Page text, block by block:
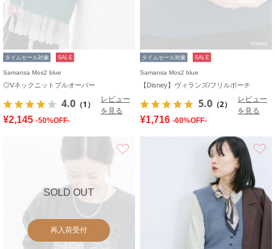
タイムセール対象 SALE
Samansa Mos2 blue
◎Vネックニットプルオーバー
4.0 （1）
レビュー
を見る
¥2,145 -50%OFF-
タイムセール対象 SALE
Samansa Mos2 blue
【Disney】ヴィランズ/フリルポーチ
5.0 （2）
レビュー
を見る
¥1,716 -60%OFF-
SOLD OUT
再入荷受付